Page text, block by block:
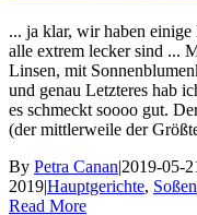
... ja klar, wir haben einige
alle extrem lecker sind ...
Linsen, mit
und genau Letzteres hab
es schmeckt soooo gut.
(der mittlerweile der
By Petra Canan|2019-05-
2019|Hauptgerichte, Soßen
Read More